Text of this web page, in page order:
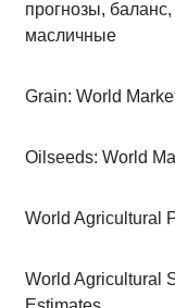
прогнозы,
масличные
Grain: World
Oilseeds: World
World Agricultural
World Agricultural